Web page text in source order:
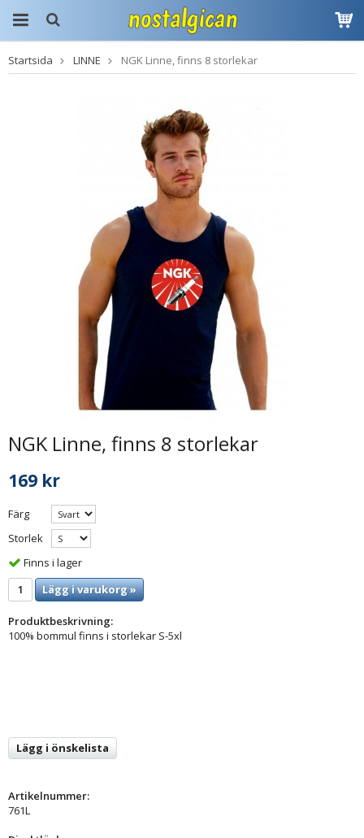
Produkten har blivit
tillagd i varukorgen
Startsida LINNE NGK Linne, finns 8 storlekar
NGK Linne, finns 8 storlekar
169 kr
Färg
Storlek
Finns i lager
Lägg i varukorg »
Produktbeskrivning:
100% bommul finns i storlekar S-5xl
Lägg i önskelista
Artikelnummer:
761L